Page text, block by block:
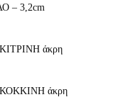
– 3,2cm
άκρη
ΚΟΚΚΙΝΗ άκρη